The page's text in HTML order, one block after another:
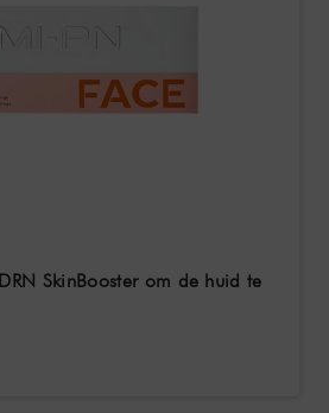
SkinBooster om de huid te